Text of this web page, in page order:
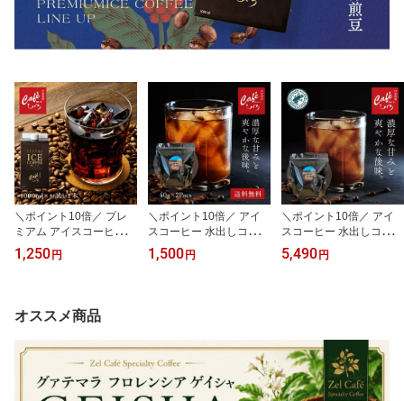
＼ポイント10倍／ プレ
ミアム アイスコーヒー
リキッド 無糖 1000ml×1
本│ネルドリップ抽出 ス
厚 カフェオレに最適 冷
たい珈琲 喫茶店 カフェ
1,250 円
＼ポイント10倍／ アイ
スコーヒー 水出しコーヒ
ー 珈琲パック 40g×2袋
水出し珈琲 コールドブリ
り物 人気 御中元 買い回
り
1,500 円
＼ポイント10倍／ アイ
スコーヒー 水出しコーヒ
ー 珈琲パック 50杯分 40
g×10袋 水出し珈琲 コー
レゼント 贈り物 人気 御
中元 買い回り
5,490 円
オススメ商品